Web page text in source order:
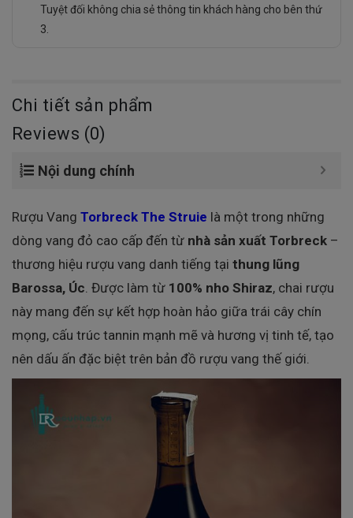
Tuyệt đối không chia sẻ thông tin khách hàng cho bên thứ
3.
Chi tiết sản phẩm
Reviews (0)
Nội dung chính
Rượu Vang Torbreck The Struie là một trong những
dòng vang đỏ cao cấp đến từ nhà sản xuất Torbreck –
thương hiệu rượu vang danh tiếng tại thung lũng
Barossa, Úc. Được làm từ 100% nho Shiraz, chai rượu
này mang đến sự kết hợp hoàn hảo giữa trái cây chín
mọng, cấu trúc tannin mạnh mẽ và hương vị tinh tế, tạo
nên dấu ấn đặc biệt trên bản đồ rượu vang thế giới.